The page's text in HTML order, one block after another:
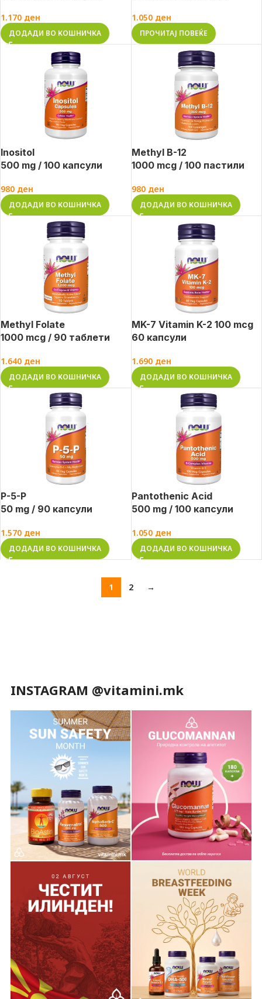
1.170 ден
ДОДАДИ ВО КОШНИЧКА
1.050 ден
ПРОЧИТАЈ ПОВЕЌЕ
Inositol
500 mg / 100 капсули
980 ден
ДОДАДИ ВО КОШНИЧКА
Methyl B-12
1000 mcg / 100 пастили
980 ден
ДОДАДИ ВО КОШНИЧКА
Methyl Folate
1000 mcg / 90 таблети
1.640 ден
ДОДАДИ ВО КОШНИЧКА
MK-7 Vitamin K-2 100 mcg
60 капсули
1.690 ден
ДОДАДИ ВО КОШНИЧКА
P-5-P
50 mg / 90 капсули
1.570 ден
ДОДАДИ ВО КОШНИЧКА
Pantothenic Acid
500 mg / 100 капсули
1.050 ден
ДОДАДИ ВО КОШНИЧКА
1 2 →
INSTAGRAM @vitamini.mk